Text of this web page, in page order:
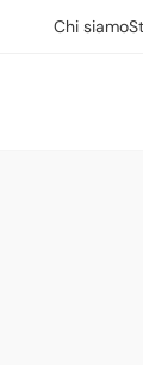
Chi siamo